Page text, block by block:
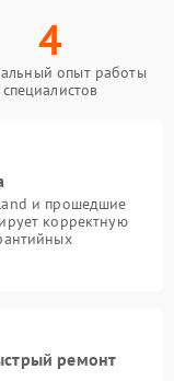
4
опыт работы
специалистов
и прошедшие
корректную
ремонт